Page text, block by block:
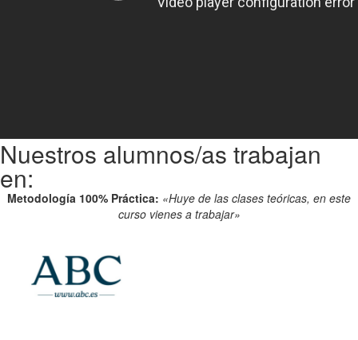
Nuestros alumnos/as trabajan
en:
Metodología 100% Práctica: «Huye de las clases teóricas, en este
curso vienes a trabajar»